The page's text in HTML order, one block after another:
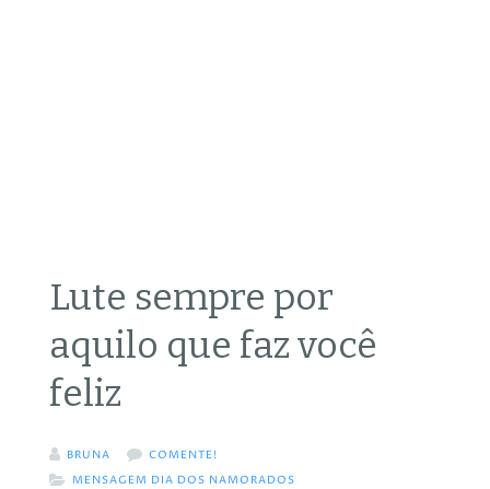
Lute sempre por
aquilo que faz você
feliz
BRUNA
COMENTE!
MENSAGEM DIA DOS NAMORADOS